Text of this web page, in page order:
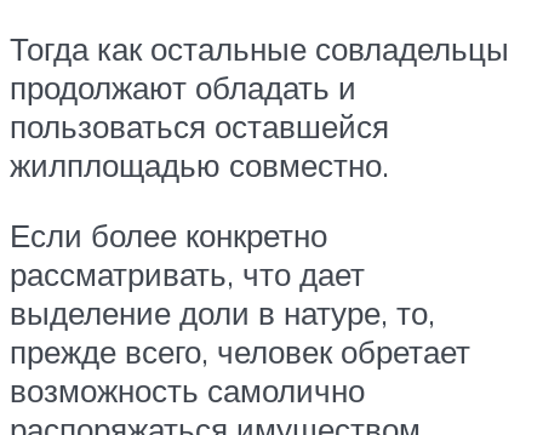
Тогда как остальные совладельцы
продолжают обладать и
пользоваться оставшейся
жилплощадью совместно.
Если более конкретно
рассматривать, что дает
выделение доли в натуре, то,
прежде всего, человек обретает
возможность самолично